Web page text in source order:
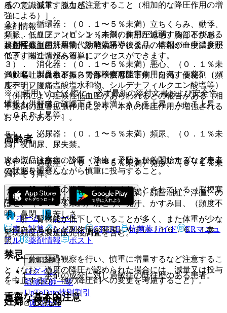
るので、減量するなど注意すること（相加的な降圧作用の増
強による）］。
２）． リファンピシン［本剤の作用が減弱することがある
（相手薬剤の肝薬物代謝酵素誘導により、本剤の血中濃度が
低下することがある）］。
３）． ホスホジエステラーゼ５阻害作用を有する薬剤（バ
ルデナフィル塩酸塩水和物、シルデナフィルクエン酸塩等）
［併用により症候性低血圧があらわれるとの報告がある（相
手薬剤の血管拡張作用により、本剤の降圧作用が増強される
おそれがある）］。
高齢者
次の点に注意し、少量（３ｍｇ／日）から開始するなど患者
の状態を観察しながら慎重に投与すること。
・ 一般に過度の降圧は好ましくないとされている（脳梗塞
が起こるおそれがある）。
・ 肝・腎機能が低下していることが多く、また体重が少な
い傾向があるなど副作用が発現しやすい〔１６．６．１参
照〕。
・ 十分に経過観察を行い、慎重に増量するなど注意するこ
と（なお、過度の降圧が認められた場合には、減量又は投与
を中止するか、他の降圧剤への変更を考慮すること）。
妊婦・授乳婦
感、意識低下、脱力感。
２）． 循環器：（０．１〜５％未満）立ちくらみ、動悸、
頻脈、低血圧、（０．１％未満）胸部圧迫感、胸部不快感、
起立性低血圧。
３）． 消化器：（０．１〜５％未満）悪心、（０．１％未
満）嘔吐、食欲不振、胃部不快感、下痢、口渇、便秘、（頻
度不明）腹痛。
４）． 肝臓：（０．１％未満）ＡＳＴ上昇、ＡＬＴ上昇、
γ−ＧＴＰ上昇等。
５）． 泌尿器：（０．１〜５％未満）頻尿、（０．１％未
満）夜間尿、尿失禁。
６）． 過敏症：（０．１〜５％未満）発疹、（０．１％未
満）そう痒。
７）． その他：（０．１〜５％未満）顔面潮紅、浮腫、の
ぼせ、（０．１％未満）肩こり、発汗、かすみ目、（頻度不
明）鼻閉、息苦しさ。
発現頻度は製造販売後調査を含む。
禁忌
２．１． 本剤の成分に対し過敏症の既往歴のある患者。
重要な基本的注意
薬剤情報
薬剤写真、用法用量、効能効果や後発品の情報が一度に参照
でき、関連情報へ簡単にアクセスができます。
一般名、製品名どちらでも検索可能！
※ ご使用いただく際に、必ず最新の添付文書および安全性
情報も併せてご確認下さい。
※本製品は疾病の診断・治療・予防を目的としたプログラム
ではありません。
ホーム
ノート
表・計算
レジメン CTCAE 抗菌薬ガイド
ERマニュ
アル
薬剤情報 ポスト
新規登録
ログイン
監修医師一覧
UpToDate特別割引
運営会社